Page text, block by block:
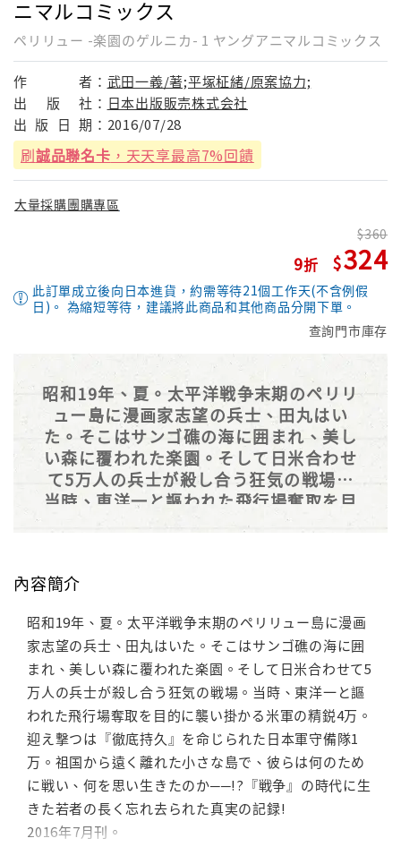
ニマルコミックス
ペリリュー -楽園のゲルニカ- 1 ヤングアニマルコミックス
作 者： 武田一義/著;平塚柾緒/原案協力;
出
版 社： 日本出版販売株式会社
出 版 日 期： 2016/07/28
刷誠品聯名卡 ，天天享最高7%回饋
大量採購團購專區
9
360
324
此訂單成立後向日本進貨，約需等待21個工作天(不含例假
日)。 為縮短等待，建議將此商品和其他商品分開下單。
查詢門市庫存
昭和19年、夏。太平洋戦争末期のペリリ
ュー島に漫画家志望の兵士、田丸はい
た。そこはサンゴ礁の海に囲まれ、美し
い森に覆われた楽園。そして日米合わせ
て5万人の兵士が殺し合う狂気の戦場。
当時、東洋一と謳われた飛行場奪取を目
的に襲い掛かる米軍の精鋭4万。迎え撃
で、彼らは何のために戦い、何を思い生
若者の長く忘れ去られた真実の記録!
2016年7月刊。
內容簡介
昭和19年、夏。太平洋戦争末期のペリリュー島に漫画
家志望の兵士、田丸はいた。そこはサンゴ礁の海に囲
まれ、美しい森に覆われた楽園。そして日米合わせて5
万人の兵士が殺し合う狂気の戦場。当時、東洋一と謳
われた飛行場奪取を目的に襲い掛かる米軍の精鋭4万。
迎え撃つは『徹底持久』を命じられた日本軍守備隊1
万。祖国から遠く離れた小さな島で、彼らは何のため
に戦い、何を思い生きたのか──!?『戦争』の時代に生
きた若者の長く忘れ去られた真実の記録!
2016年7月刊。